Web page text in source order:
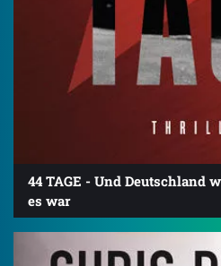
44 TAGE - Und Deutschland
es war